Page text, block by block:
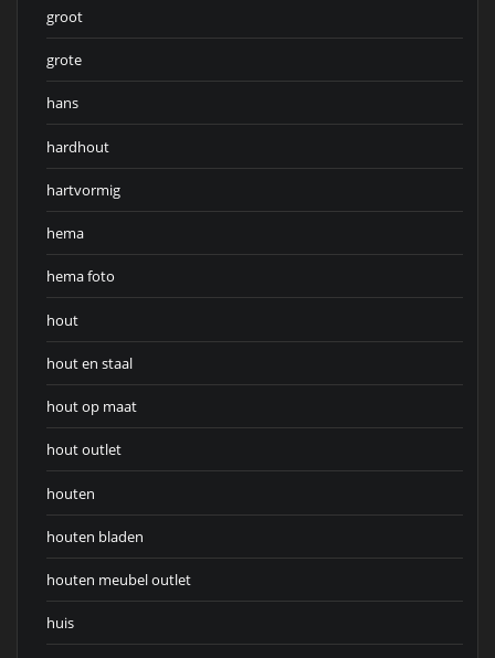
groot
grote
hans
hardhout
hartvormig
hema
hema foto
hout
hout en staal
hout op maat
hout outlet
houten
houten bladen
houten meubel outlet
huis